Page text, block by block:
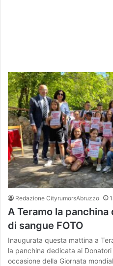
Redazione CityrumorsAbruzzo
A Teramo la
di sangue FOTO
Inaugurata questa mattina a
la panchina dedicata ai
occasione della Giornata